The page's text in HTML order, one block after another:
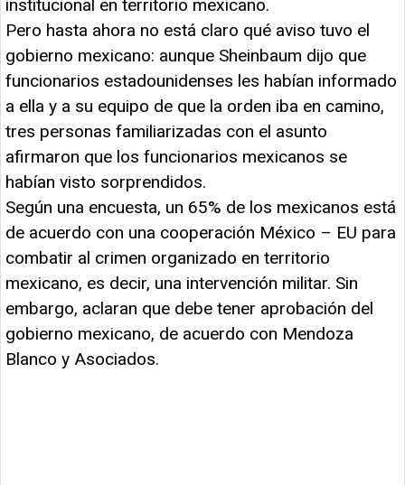
institucional en territorio mexicano.
Pero hasta ahora no está claro qué aviso tuvo el
gobierno mexicano: aunque Sheinbaum dijo que
funcionarios estadounidenses les habían informado
a ella y a su equipo de que la orden iba en camino,
tres personas familiarizadas con el asunto
afirmaron que los funcionarios mexicanos se
habían visto sorprendidos.
Según una encuesta, un 65% de los mexicanos está
de acuerdo con una cooperación México – EU para
combatir al crimen organizado en territorio
mexicano, es decir, una intervención militar. Sin
embargo, aclaran que debe tener aprobación del
gobierno mexicano, de acuerdo con Mendoza
Blanco y Asociados.